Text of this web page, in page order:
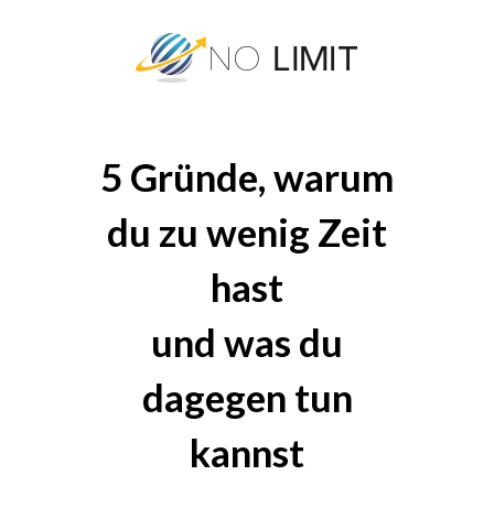
5 Gründe, warum
du zu wenig Zeit
hast
und was du
dagegen tun
kannst